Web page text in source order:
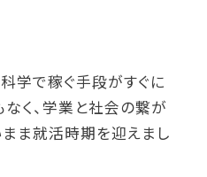
学で稼ぐ手段がすぐに
く、学業と社会の繋が
ま就活時期を迎えまし